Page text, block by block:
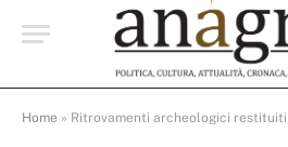
Home » Ritrovamenti archeologici restituiti all’Appia Antica: i Carabinieri